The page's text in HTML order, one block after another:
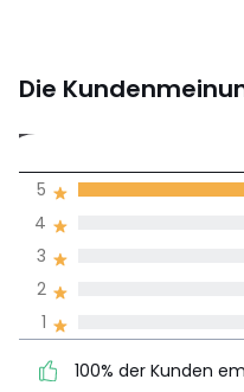
Die
4
1
2
3
4
5
100% der Kunden